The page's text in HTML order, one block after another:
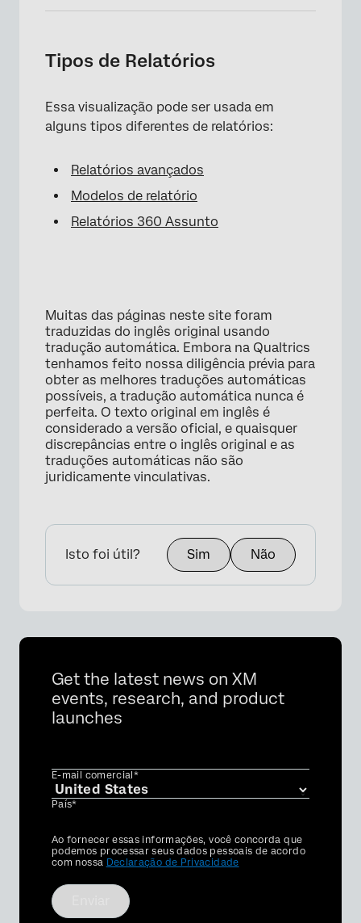
Tipos de Relatórios
Essa visualização pode ser usada em
alguns tipos diferentes de relatórios:
Relatórios avançados
Modelos de relatório
Relatórios 360 Assunto
Muitas das páginas neste site foram
traduzidas do inglês original usando
tradução automática. Embora na Qualtrics
tenhamos feito nossa diligência prévia para
obter as melhores traduções automáticas
possíveis, a tradução automática nunca é
perfeita. O texto original em inglês é
considerado a versão oficial, e quaisquer
discrepâncias entre o inglês original e as
traduções automáticas não são
juridicamente vinculativas.
Isto foi útil? Sim Não
Get the latest news on XM
events, research, and product
launches
E-mail comercial*
País*
Privacy
Optin
Ao fornecer essas informações, você concorda que
podemos processar seus dados pessoais de acordo
com nossa Declaração de Privacidade